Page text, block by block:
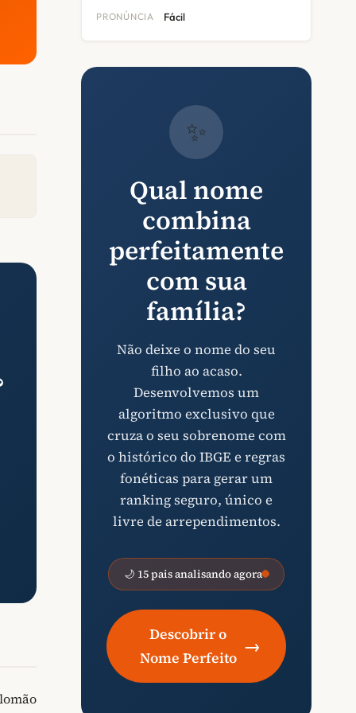
PRONÚNCIA Fácil
✨
Qual nome
combina
perfeitamente
com sua
família?
Não deixe o nome do seu
filho ao acaso.
Desenvolvemos um
algoritmo exclusivo que
cruza o seu sobrenome com
o histórico do IBGE e regras
fonéticas para gerar um
ranking seguro, único e
livre de arrependimentos.
🌙 15 pais analisando agora
Descobrir o
Nome Perfeito
→